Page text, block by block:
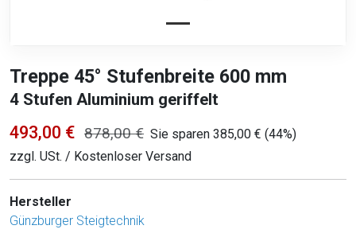
Treppe 45° Stufenbreite 600 mm
4 Stufen Aluminium geriffelt
493,00 € 878,00 € Sie sparen 385,00 € (44%)
zzgl. USt. / Kostenloser Versand
Hersteller
Günzburger Steigtechnik